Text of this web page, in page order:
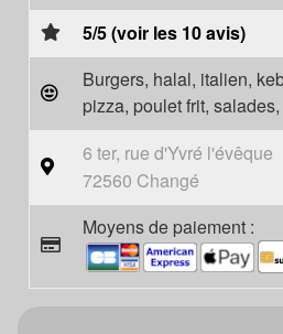
5/5 (voir les 10 avis)
Burgers, halal, italien,
pizza, poulet frit,
6 ter, rue d'Yvré l'évêque
72560 Changé
Moyens de paiement :